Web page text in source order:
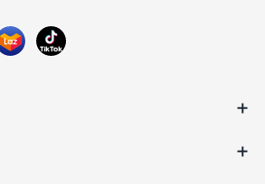
EMD1 NSK Vòng bi 24122 EMD1